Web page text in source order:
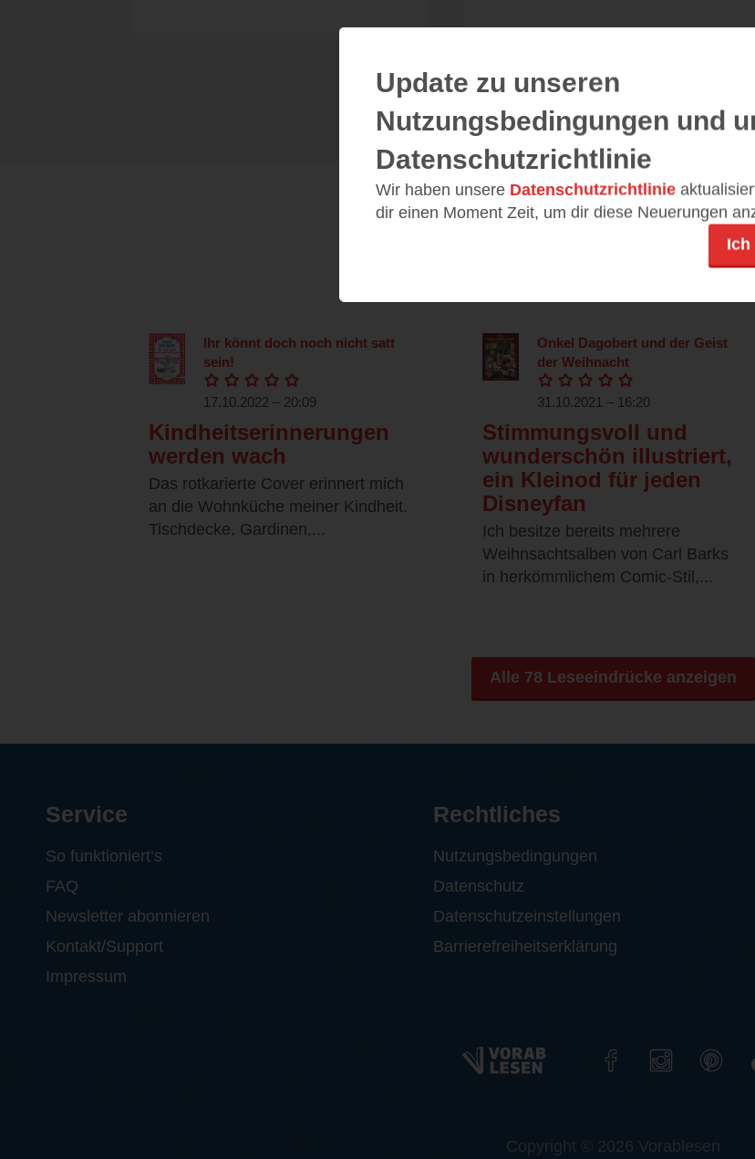
Alle 40 Rezensionen anzeigen
Leseeindrücke
Ihr könnt doch noch nicht satt
sein!
17.10.2022 – 20:09
Kindheitserinnerungen
werden wach
Das rotkarierte Cover erinnert mich
an die Wohnküche meiner Kindheit.
Tischdecke, Gardinen,...
Onkel Dagobert und der Geist
der Weihnacht
31.10.2021 – 16:20
Stimmungsvoll und
wunderschön illustriert,
ein Kleinod für jeden
Disneyfan
Ich besitze bereits mehrere
Weihnsachtsalben von Carl Barks
in herkömmlichem Comic-Stil,...
Alle 78 Leseeindrücke anzeigen
Update zu unseren
Nutzungsbedingungen und
Datenschutzrichtlinie
Wir haben unsere Datenschutzrichtlinie
dir einen Moment Zeit, um dir diese Neuerungen
Ich
Service
So funktioniert‘s
FAQ
Newsletter abonnieren
Kontakt/Support
Impressum
Rechtliches
Nutzungsbedingungen
Datenschutz
Datenschutzeinstellungen
Barrierefreiheitserklärung
Copyright © 2026 Vorablesen